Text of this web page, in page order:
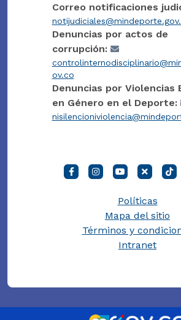
Correo notificaciones
Denuncias por actos de
corrupción:
ov.co
Denuncias por Violencias
en Género en el Deporte:
Políticas
Mapa del sitio
Términos y
Intranet